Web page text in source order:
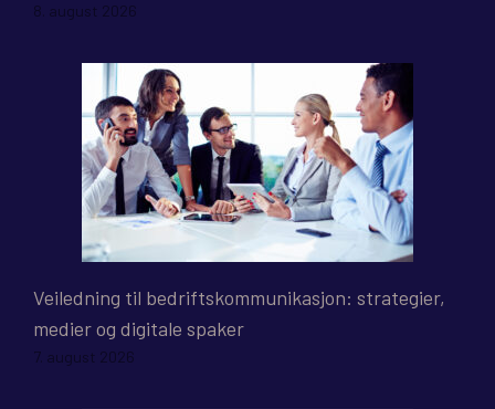
8. august 2026
Veiledning til bedriftskommunikasjon: strategier,
medier og digitale spaker
7. august 2026